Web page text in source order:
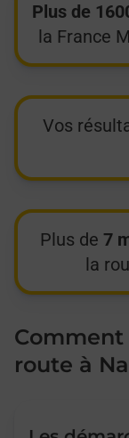
Plus de
la France
Vos
Plus de 7
la
Comment
route à